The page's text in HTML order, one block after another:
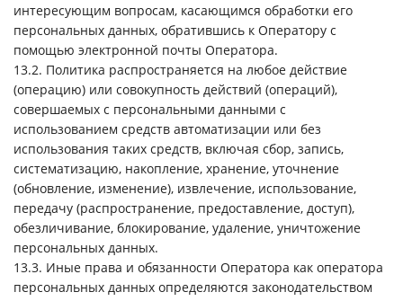
интересующим вопросам, касающимся обработки его
персональных данных, обратившись к Оператору с
помощью электронной почты Оператора.
13.2. Политика распространяется на любое действие
(операцию) или совокупность действий (операций),
совершаемых с персональными данными с
использованием средств автоматизации или без
использования таких средств, включая сбор, запись,
систематизацию, накопление, хранение, уточнение
(обновление, изменение), извлечение, использование,
передачу (распространение, предоставление, доступ),
обезличивание, блокирование, удаление, уничтожение
персональных данных.
13.3. Иные права и обязанности Оператора как оператора
персональных данных определяются законодательством